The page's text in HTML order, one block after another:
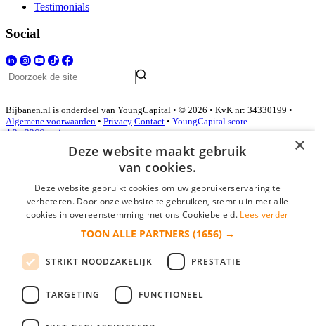
Testimonials
Social
Bijbanen.nl is onderdeel van YoungCapital • © 2026 • KvK nr: 34330199 •
Algemene voorwaarden • Privacy Contact • YoungCapital score
4.3 - 3366 reviews
Inloggen als bedrijf
*
login gegevens onthouden
login
Bedrijf aanmelden
×
Deze website maakt gebruik
van cookies.
Deze website gebruikt cookies om uw gebruikerservaring te
verbeteren. Door onze website te gebruiken, stemt u in met alle
cookies in overeenstemming met ons Cookiebeleid. Lees verder
TOON ALLE PARTNERS (1656) →
STRIKT NOODZAKELIJK PRESTATIE
TARGETING FUNCTIONEEL